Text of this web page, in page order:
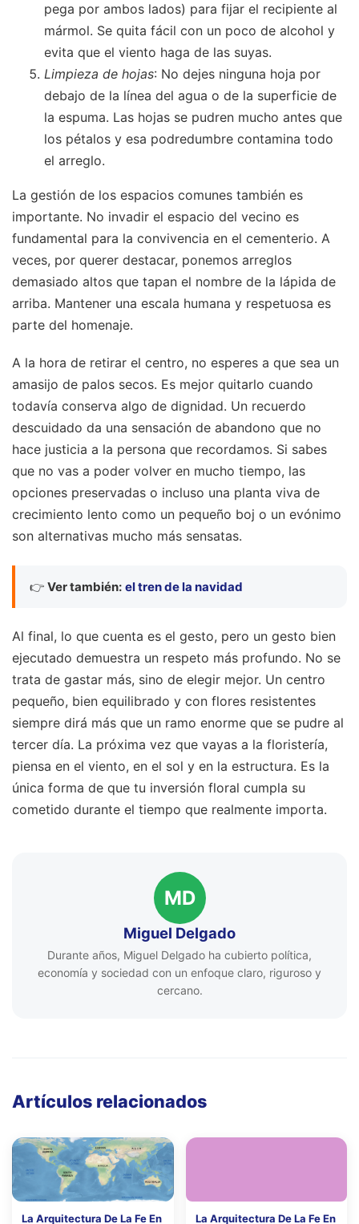
pega por ambos lados) para fijar el recipiente al
mármol. Se quita fácil con un poco de alcohol y
evita que el viento haga de las suyas.
Limpieza de hojas: No dejes ninguna hoja por
debajo de la línea del agua o de la superficie de
la espuma. Las hojas se pudren mucho antes que
los pétalos y esa podredumbre contamina todo
el arreglo.
La gestión de los espacios comunes también es
importante. No invadir el espacio del vecino es
fundamental para la convivencia en el cementerio. A
veces, por querer destacar, ponemos arreglos
demasiado altos que tapan el nombre de la lápida de
arriba. Mantener una escala humana y respetuosa es
parte del homenaje.
A la hora de retirar el centro, no esperes a que sea un
amasijo de palos secos. Es mejor quitarlo cuando
todavía conserva algo de dignidad. Un recuerdo
descuidado da una sensación de abandono que no
hace justicia a la persona que recordamos. Si sabes
que no vas a poder volver en mucho tiempo, las
opciones preservadas o incluso una planta viva de
crecimiento lento como un pequeño boj o un evónimo
son alternativas mucho más sensatas.
👉 Ver también: el tren de la navidad
Al final, lo que cuenta es el gesto, pero un gesto bien
ejecutado demuestra un respeto más profundo. No se
trata de gastar más, sino de elegir mejor. Un centro
pequeño, bien equilibrado y con flores resistentes
siempre dirá más que un ramo enorme que se pudre al
tercer día. La próxima vez que vayas a la floristería,
piensa en el viento, en el sol y en la estructura. Es la
única forma de que tu inversión floral cumpla su
cometido durante el tiempo que realmente importa.
MD
Miguel Delgado
Durante años, Miguel Delgado ha cubierto política,
economía y sociedad con un enfoque claro, riguroso y
cercano.
Artículos relacionados
La Arquitectura De La Fe En La Arquitectura De La Fe En